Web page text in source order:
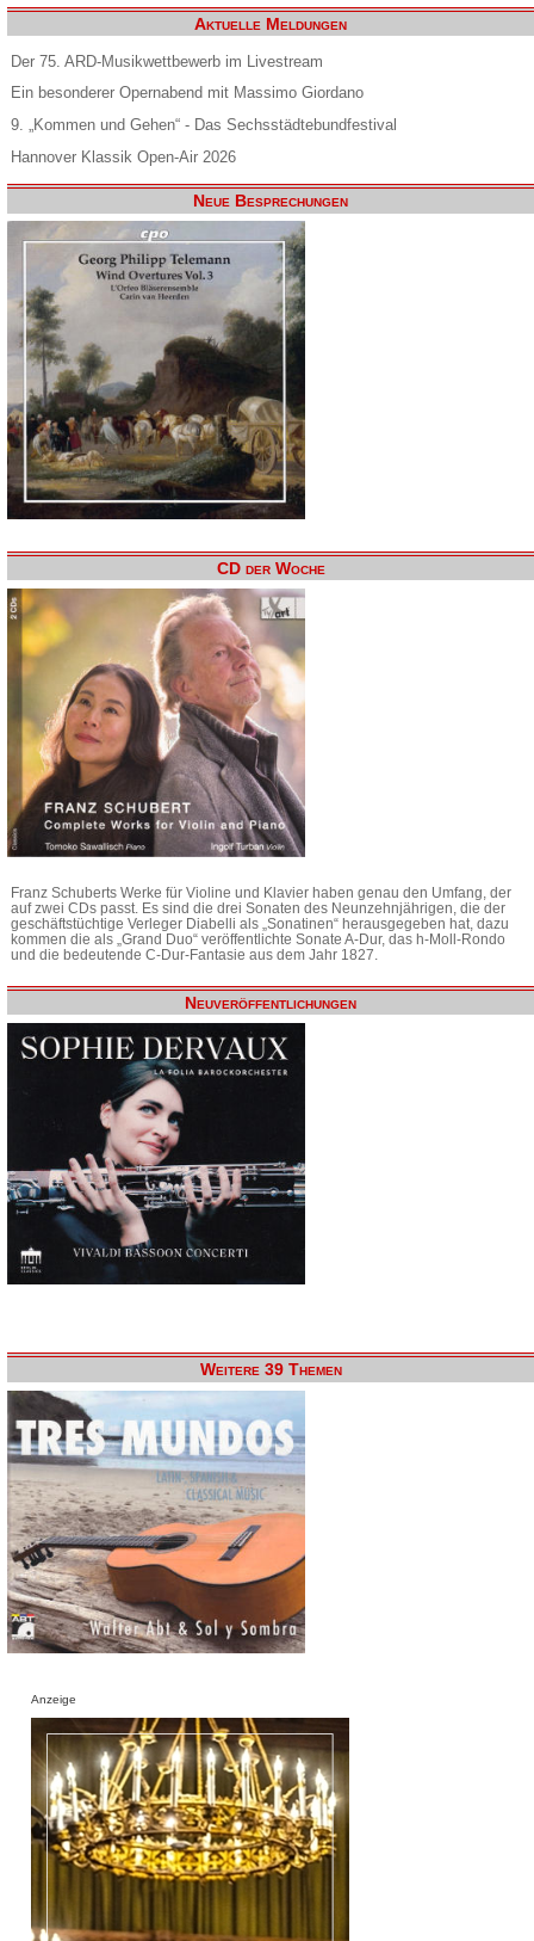
Aktuelle Meldungen
Der 75. ARD-Musikwettbewerb im Livestream
Ein besonderer Opernabend mit Massimo Giordano
9. „Kommen und Gehen“ - Das Sechsstädtebundfestival
Hannover Klassik Open-Air 2026
Neue Besprechungen
CD der Woche
Franz Schuberts Werke für Violine und Klavier haben genau den Umfang, der
auf zwei CDs passt. Es sind die drei Sonaten des Neunzehnjährigen, die der
geschäftstüchtige Verleger Diabelli als „Sonatinen“ herausgegeben hat, dazu
kommen die als „Grand Duo“ veröffentlichte Sonate A-Dur, das h-Moll-Rondo
und die bedeutende C-Dur-Fantasie aus dem Jahr 1827.
Neuveröffentlichungen
Weitere 39 Themen
Anzeige